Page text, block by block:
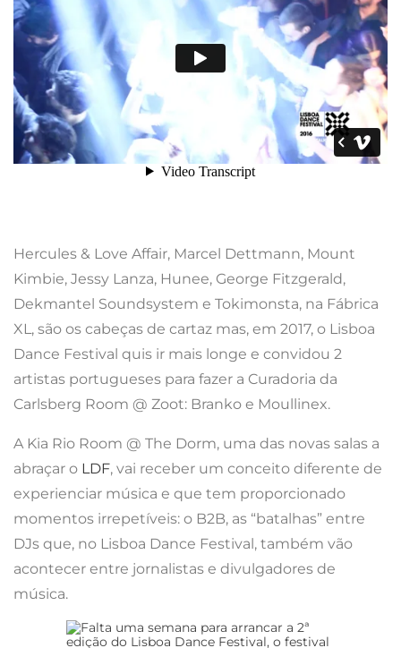
Hercules & Love Affair, Marcel Dettmann, Mount
Kimbie, Jessy Lanza, Hunee, George Fitzgerald,
Dekmantel Soundsystem e Tokimonsta, na Fábrica
XL, são os cabeças de cartaz mas, em 2017, o Lisboa
Dance Festival quis ir mais longe e convidou 2
artistas portugueses para fazer a Curadoria da
Carlsberg Room @ Zoot: Branko e Moullinex.
A Kia Rio Room @ The Dorm, uma das novas salas a
abraçar o LDF, vai receber um conceito diferente de
experienciar música e que tem proporcionado
momentos irrepetíveis: o B2B, as “batalhas” entre
DJs que, no Lisboa Dance Festival, também vão
acontecer entre jornalistas e divulgadores de
música.